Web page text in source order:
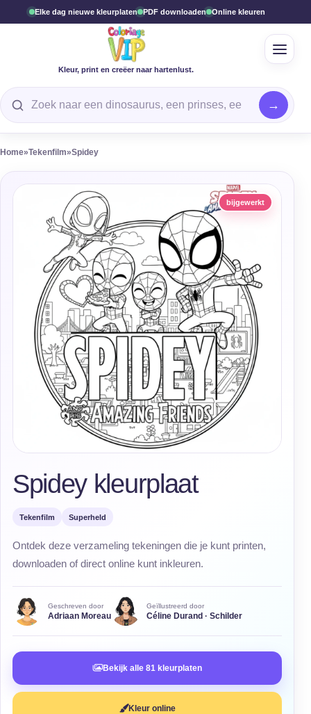
Elke dag nieuwe kleurplaten PDF downloaden Online kleuren
Kleur, print en creëer naar hartenlust.
Zoek een kleurplaat
Open
Home»Tekenfilm»Spidey
bijgewerkt
Spidey kleurplaat
Tekenfilm Superheld
Ontdek deze verzameling tekeningen die je kunt printen,
downloaden of direct online kunt inkleuren.
Geschreven door
Adriaan Moreau
Geïllustreerd door
Céline Durand · Schilder
Bekijk alle 81 kleurplaten
Kleur online